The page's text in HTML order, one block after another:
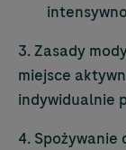
3. Zasady
miejsce
indywidualnie
4.